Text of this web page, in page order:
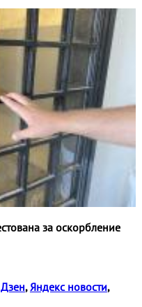
за оскорбление
,Яндекс новости,